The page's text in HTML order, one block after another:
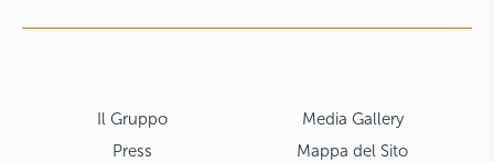
Il Gruppo
Press
Media Gallery
Mappa del Sito